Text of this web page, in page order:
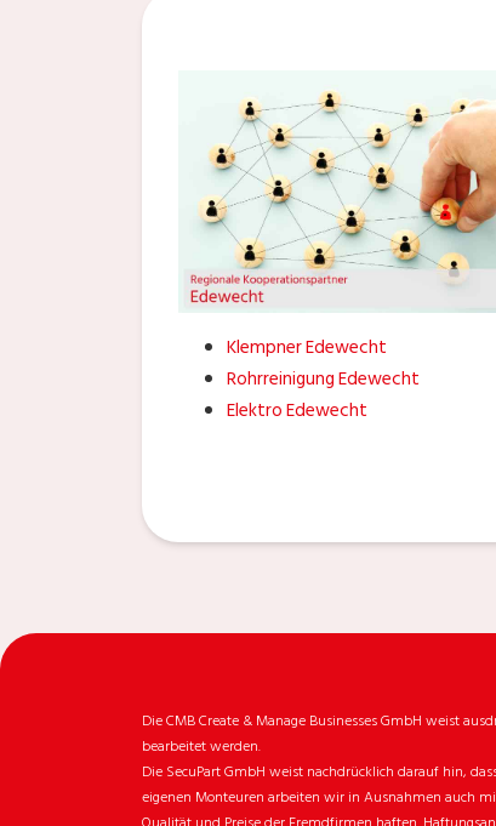
Klempner Edewecht
Rohrreinigung Edewecht
Elektro Edewecht
Die CMB Create & Manage Businesses GmbH weist
bearbeitet werden.
Die SecuPart GmbH weist nachdrücklich darauf hin,
eigenen Monteuren arbeiten wir in Ausnahmen auch